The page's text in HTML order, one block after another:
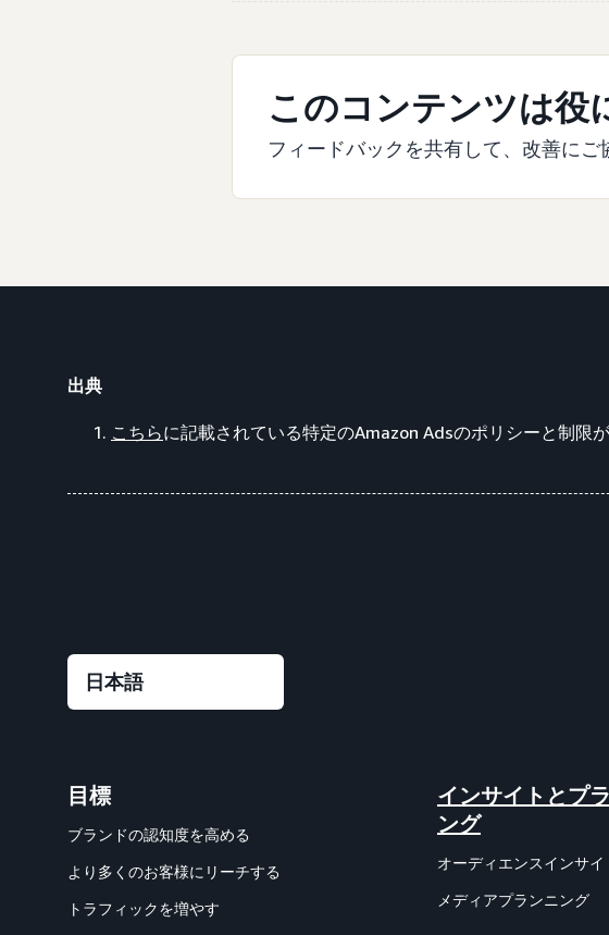
このコンテンツは役
フィードバックを共有して、改善にご
出典
こちらに記載されている特定のAmazon Adsのポリシーと制限が
目標
ブランドの認知度を高める
より多くのお客様にリーチする
トラフィックを増やす
インサイトとプ
ング
オーディエンスインサイ
メディアプランニング